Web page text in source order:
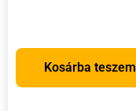
Kosárba teszem